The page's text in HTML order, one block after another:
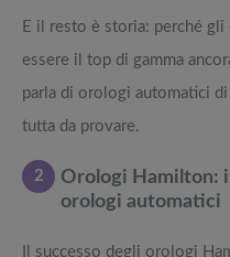
E il resto è storia: perché
essere il top di gamma
parla di orologi automatici
tutta da provare.
2
Orologi Hamilton:
orologi automatici
Il successo degli orologi